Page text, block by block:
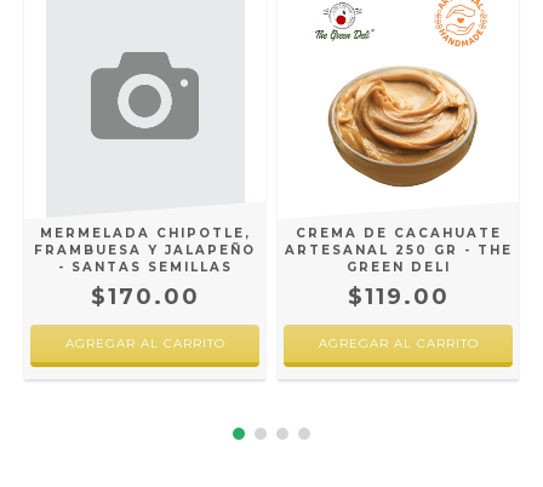
MERMELADA CHIPOTLE,
FRAMBUESA Y JALAPEÑO
- SANTAS SEMILLAS
$170.00
CREMA DE CACAHUATE
ARTESANAL 250 GR - THE
GREEN DELI
$119.00